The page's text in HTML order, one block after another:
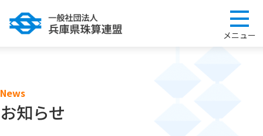
News
お知らせ